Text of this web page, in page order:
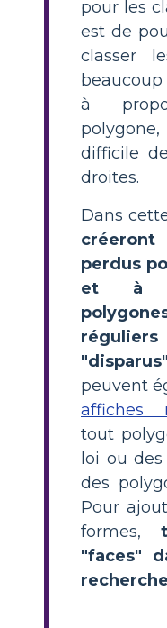
pour les
est de
classer
beaucoup
à
difficile
droites.
Dans
perdus
et à
"disparus"
peuvent
affiches
tout
loi ou
des
Pour
formes,
"faces"